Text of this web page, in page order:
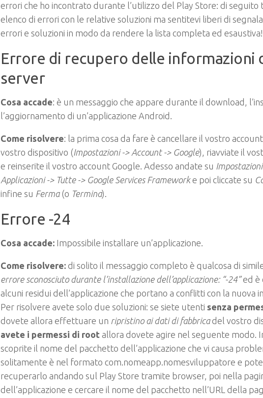
errori che ho incontrato durante l’utilizzo del Play Store: di
elenco di errori con le relative soluzioni ma sentitevi liberi di
errori e soluzioni in modo da rendere la lista completa ed esaustiva!
Errore di recupero delle informazioni
server
Cosa accade: è un messaggio che appare durante il download,
l’aggiornamento di un’applicazione Android.
Come risolvere: la prima cosa da fare è cancellare il vostro
vostro dispositivo (Impostazioni -> Account -> Google), riavviate il
e reinserite il vostro account Google. Adesso andate su
Applicazioni -> Tutte -> Google Services Frameworke poi cliccate su
infine su Ferma (o Termina).
Errore -24
Cosa accade: Impossibile installare un’applicazione.
Come risolvere: di solito il messaggio completo è qualcosa di
errore sconosciuto durante l’installazione dell’applicazione: “-24”ed è
alcuni residui dell’applicazione che portano a conflitti con la nuova
Per risolvere avete solo due soluzioni: se siete utenti senza
dovete allora effettuare un ripristino ai dati di fabbricadel vostro
avete i permessi di root allora dovete agire nel seguente modo.
scoprite il nome del pacchetto dell’applicazione che vi causa
solitamente è nel formato com.nomeapp.nomesviluppatore e
recuperarlo andando sul Play Store tramite browser, poi nella
dell’applicazione e cercare il nome del pacchetto nell’URL della